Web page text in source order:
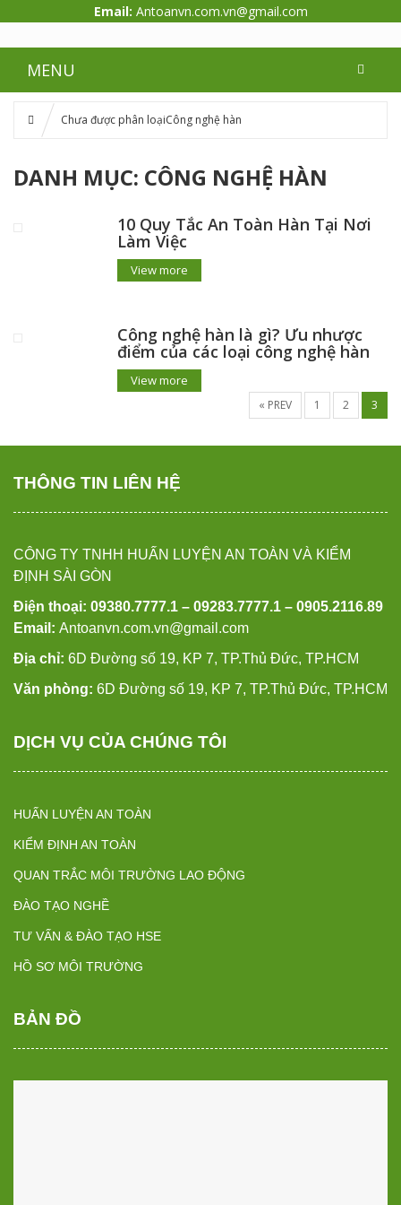
Email: Antoanvn.com.vn@gmail.com
MENU
Chưa được phân loạiCông nghệ hàn
DANH MỤC: CÔNG NGHỆ HÀN
10 Quy Tắc An Toàn Hàn Tại Nơi
Làm Việc
View more
Công nghệ hàn là gì? Ưu nhược
điểm của các loại công nghệ hàn
View more
« PREV 1 2 3
THÔNG TIN LIÊN HỆ
CÔNG TY TNHH HUẤN LUYỆN AN TOÀN VÀ KIỂM
ĐỊNH SÀI GÒN
Điện thoại: 09380.7777.1 – 09283.7777.1 – 0905.2116.89
Email: Antoanvn.com.vn@gmail.com
Địa chỉ: 6D Đường số 19, KP 7, TP.Thủ Đức, TP.HCM
Văn phòng: 6D Đường số 19, KP 7, TP.Thủ Đức, TP.HCM
DỊCH VỤ CỦA CHÚNG TÔI
HUẤN LUYỆN AN TOÀN
KIỂM ĐỊNH AN TOÀN
QUAN TRẮC MÔI TRƯỜNG LAO ĐỘNG
ĐÀO TẠO NGHỀ
TƯ VẤN & ĐÀO TẠO HSE
HỒ SƠ MÔI TRƯỜNG
BẢN ĐỒ